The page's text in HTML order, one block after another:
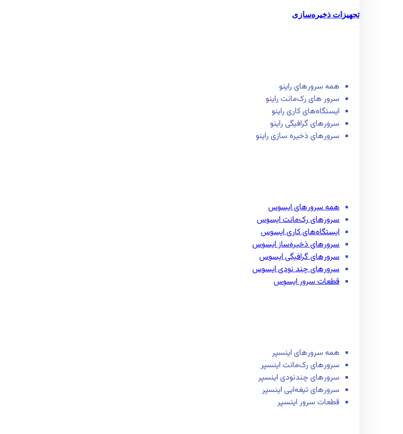
تجهیزات ذخیره‌سازی
همه سرور‌های راینو
سرور ‌های رک‌مانت راینو
ایستگاه‌های کاری راینو
سرور‌های گرافیگی راینو
سرور‌های ذخیره سازی راینو
همه سرور‌های ایسوس
سرور‌های رک‌مانت ایسوس
ایستگاه‌های کاری ایسوس
سرور‌های ذخیره‌ساز ایسوس
سرور‌های گرافیگی ایسوس
سرور‌های چند نودی ایسوس
قطعات سرور ایسوس
همه سرور‌های اینسپر
سرور‌های رک‌مانت اینسپر
سرور‌های چند‌نودی اینسپر
سرور‌های تیغه‌ایی اینسپر
قطعات سرور اینسپر